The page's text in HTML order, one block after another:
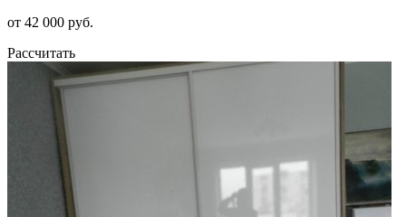
от 42 000 руб.
Рассчитать